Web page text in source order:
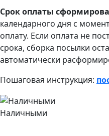
Срок оплаты
календарного дня с
оплату. Если оплата не
срока, сборка посылки
автоматически
Пошаговая инструкция:
Наличными